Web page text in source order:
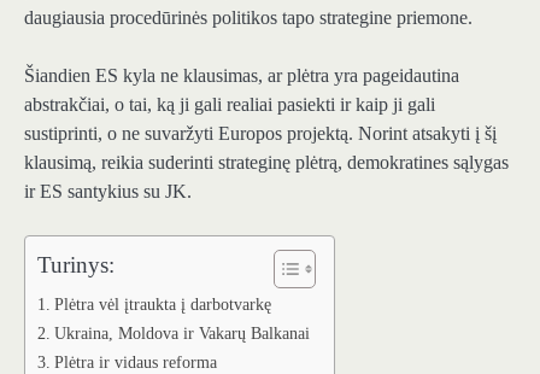
daugiausia procedūrinės politikos tapo strategine priemone.
Šiandien ES kyla ne klausimas, ar plėtra yra pageidautina
abstrakčiai, o tai, ką ji gali realiai pasiekti ir kaip ji gali
sustiprinti, o ne suvaržyti Europos projektą. Norint atsakyti į šį
klausimą, reikia suderinti strateginę plėtrą, demokratines sąlygas
ir ES santykius su JK.
Turinys:
Plėtra vėl įtraukta į darbotvarkę
Ukraina, Moldova ir Vakarų Balkanai
Plėtra ir vidaus reforma